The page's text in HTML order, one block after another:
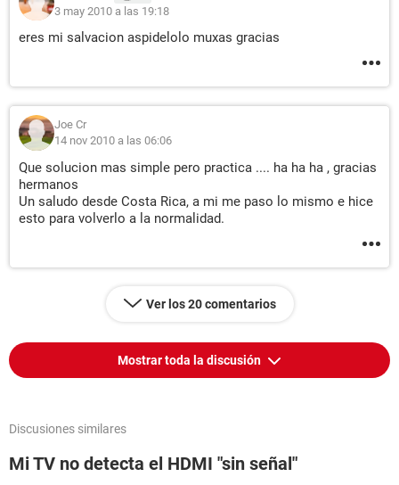
3 may 2010 a las 19:18
eres mi salvacion aspidelolo muxas gracias
Joe Cr
14 nov 2010 a las 06:06
Que solucion mas simple pero practica .... ha ha ha , gracias
hermanos
Un saludo desde Costa Rica, a mi me paso lo mismo e hice
esto para volverlo a la normalidad.
Ver los 20 comentarios
Mostrar toda la discusión
Discusiones similares
Mi TV no detecta el HDMI "sin señal"